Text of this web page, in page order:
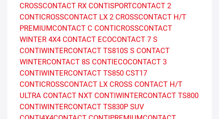
CROSSCONTACT RX CONTISPORTCONTACT 2
CONTICROSSCONTACT LX 2 CROSSCONTACT H/T
PREMIUMCONTACT C CONTICROSSCONTACT
WINTER 4X4 CONTACT ECOCONTACT 7 S
CONTIWINTERCONTACT TS810S S CONTACT
WINTERCONTACT 8S CONTIECOCONTACT 3
CONTIWINTERCONTACT TS850 CST17
CONTICROSSCONTACT LX CROSS CONTACT H/T
ULTRA CONTACT NXT CONTIWINTERCONTACT TS800
CONTIWINTERCONTACT TS830P SUV